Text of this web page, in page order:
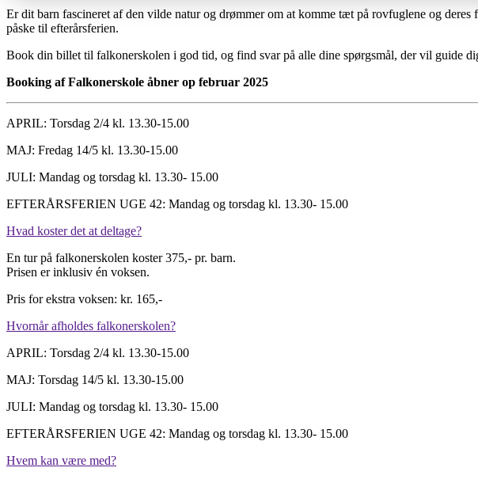
Er dit barn fascineret af den vilde natur og drømmer om at komme tæt på rovfuglene og
påske til efterårsferien.
Book din billet til falkonerskolen i god tid, og find svar på alle dine spørgsmål, der vil guide
Booking af Falkonerskole åbner op februar 2025
APRIL: Torsdag 2/4 kl. 13.30-15.00
MAJ: Fredag 14/5 kl. 13.30-15.00
JULI: Mandag og torsdag kl. 13.30- 15.00
EFTERÅRSFERIEN UGE 42: Mandag og torsdag kl. 13.30- 15.00
Hvad koster det at deltage?
En tur på falkonerskolen koster 375,- pr. barn.
Prisen er inklusiv én voksen.
Pris for ekstra voksen: kr. 165,-
Hvornår afholdes falkonerskolen?
APRIL: Torsdag 2/4 kl. 13.30-15.00
MAJ: Torsdag 14/5 kl. 13.30-15.00
JULI: Mandag og torsdag kl. 13.30- 15.00
EFTERÅRSFERIEN UGE 42: Mandag og torsdag kl. 13.30- 15.00
Hvem kan være med?